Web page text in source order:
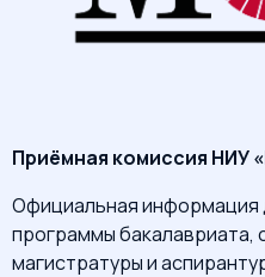
Приёмная комиссия НИУ
Официальная информация
программы бакалавриата,
магистратуры и